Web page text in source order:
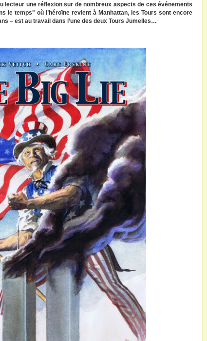
lecteur une réflexion sur de nombreux aspects de ces événements
le temps" où l’héroïne revient à Manhattan, les Tours sont encore
– est au travail dans l’une des deux Tours Jumelles…